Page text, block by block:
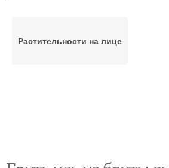
Растительности на лице